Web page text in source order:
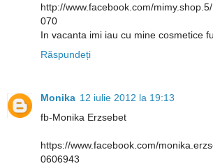
http://www.facebook.com/
070
In vacanta imi iau cu mine cosmetice
Răspundeți
Monika 12 iulie 2012 la 19:13
fb-Monika Erzsebet
https://www.facebook.com/
0606943